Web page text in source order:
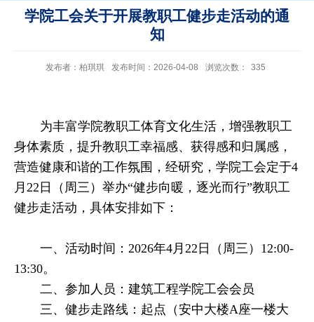
学院工会关于开展教职工健步走活动的通
知
发布者：柏琪琪 发布时间：2026-04-08 浏览次数： 335
为丰富学院教职工体育文化生活，增强教职工
身体素质，提升教职工幸福感、获得感和归属感，
营造健康和谐的工作氛围，经研究，学院工会定于4
月 22 日（周三）举办“健步向暖，逐光而行”教职工
健步走活动，具体安排如下：
一、活动时间：2026年4月22 日（周三） 12:00-
13:30。
二、参加人员：建筑工程学院工会会员
三、健步走路线：起点（安中大楼A座一楼大